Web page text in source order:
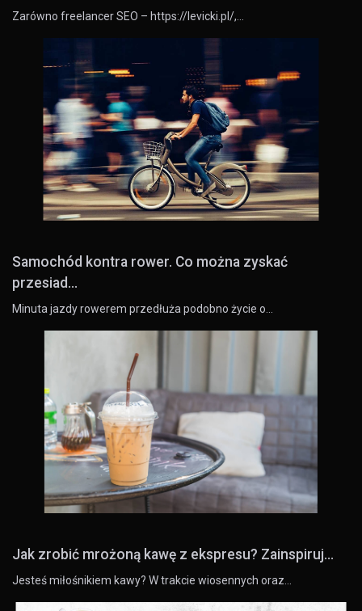
Zarówno freelancer SEO – https://levicki.pl/,…
Samochód kontra rower. Co można zyskać
przesiad...
Minuta jazdy rowerem przedłuża podobno życie o…
Jak zrobić mrożoną kawę z ekspresu? Zainspiruj...
Jesteś miłośnikiem kawy? W trakcie wiosennych oraz…